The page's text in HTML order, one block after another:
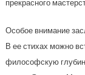
прекрасного
Особое внимание
В ее стихах можно
философскую